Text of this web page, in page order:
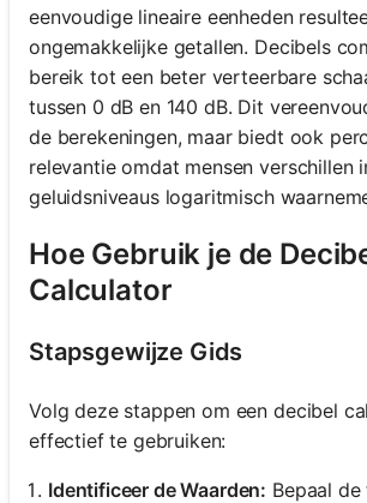
eenvoudige lineaire eenheden
ongemakkelijke getallen. Decibels
bereik tot een beter verteerbare
tussen 0 dB en 140 dB. Dit
de berekeningen, maar biedt ook
relevantie omdat mensen verschillen
geluidsniveaus logaritmisch
Hoe Gebruik je de
Calculator
Stapsgewijze Gids
Volg deze stappen om een decibel
effectief te gebruiken:
Identificeer de Waarden: Bepaal